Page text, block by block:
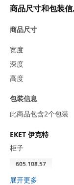
商品尺寸和包装
商品尺寸
宽度
深度
高度
包装信息
此商品包含2个包装
EKET 伊克特
柜子
605.108.57
高度
展开更多